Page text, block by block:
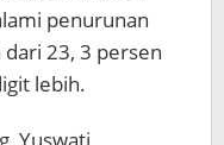
penurunan
23, 3 persen
lebih.